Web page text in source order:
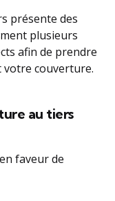
présente des
plusieurs
afin de prendre
votre couverture.
au tiers
faveur de